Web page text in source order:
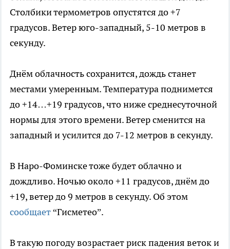
Столбики термометров опустятся до +7
градусов. Ветер юго-западный, 5-10 метров в
секунду.
Днём облачность сохранится, дождь станет
местами умеренным. Температура поднимется
до +14…+19 градусов, что ниже среднесуточной
нормы для этого времени. Ветер сменится на
западный и усилится до 7-12 метров в секунду.
В Наро-Фоминске тоже будет облачно и
дождливо. Ночью около +11 градусов, днём до
+19, ветер до 9 метров в секунду. Об этом
сообщает“Гисметео”.
В такую погоду возрастает риск падения веток и